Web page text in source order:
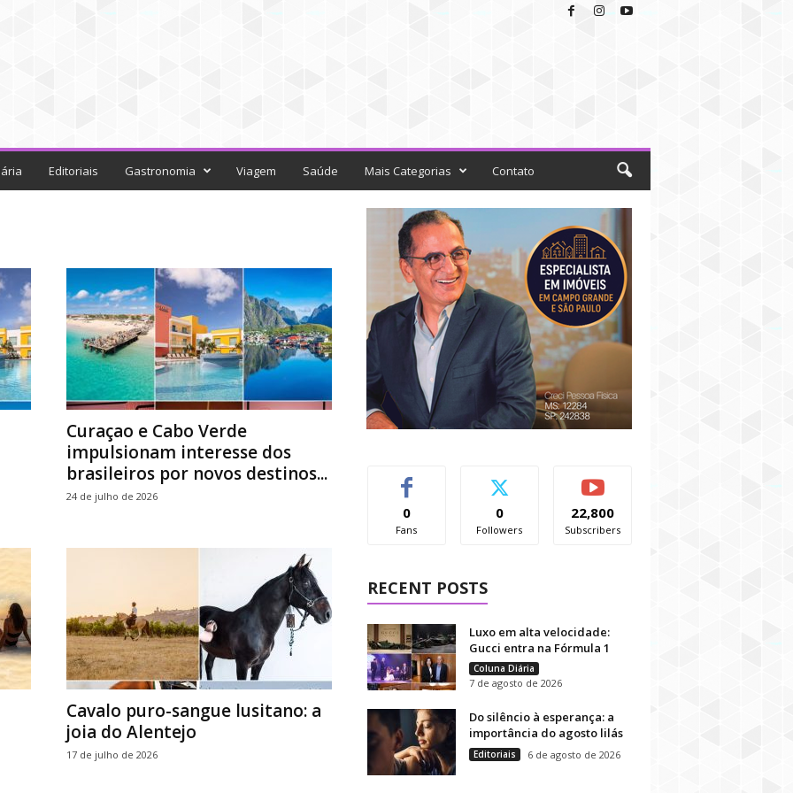
Editoriais Gastronomia Viagem Saúde Mais Categorias Contato
Curaçao e Cabo Verde
impulsionam interesse dos
brasileiros por novos destinos...
24 de julho de 2026
Cavalo puro-sangue lusitano: a
joia do Alentejo
17 de julho de 2026
0
Fans
0
Followers
22,800
Subscribers
RECENT POSTS
Luxo em alta velocidade:
Gucci entra na Fórmula 1
Coluna Diária
7 de agosto de 2026
Do silêncio à esperança: a
importância do agosto lilás
Editoriais 6 de agosto de 2026